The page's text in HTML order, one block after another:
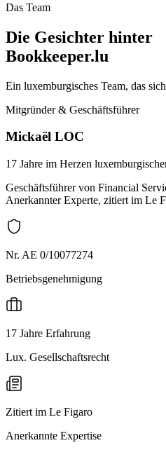
Das Team
Die Gesichter hinter
Bookkeeper.lu
Ein luxemburgisches Team, das
Mitgründer & Geschäftsführer
Mickaël LOC
17 Jahre im Herzen
Geschäftsführer von Financial
Anerkannter Experte, zitiert im Le
Nr. AE 0/10077274
Betriebsgenehmigung
17 Jahre Erfahrung
Lux. Gesellschaftsrecht
Zitiert im Le Figaro
Anerkannte Expertise